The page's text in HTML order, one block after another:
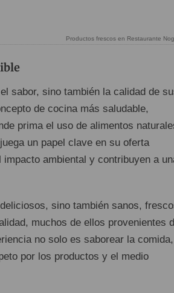
Productos frescos en Restaurante
sabor, sino también la calidad de
de cocina más saludable,
prima el uso de alimentos
un papel clave en su oferta
ambiental y contribuyen a
sino también sanos,
muchos de ellos provenientes
no solo es saborear la comida,
por los productos y el medio